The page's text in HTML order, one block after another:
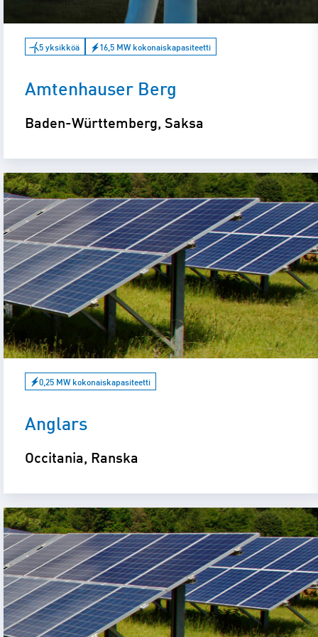
5 yksikköä 16,5 MW kokonaiskapasiteetti
Amtenhauser Berg
Baden-Württemberg, Saksa
0,25 MW kokonaiskapasiteetti
Anglars
Occitania, Ranska